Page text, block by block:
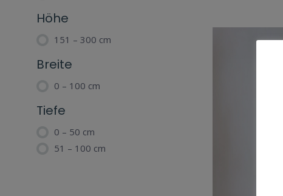
Höhe
151 – 300 cm
Breite
0 – 100 cm
Tiefe
0 – 50 cm
51 – 100 cm